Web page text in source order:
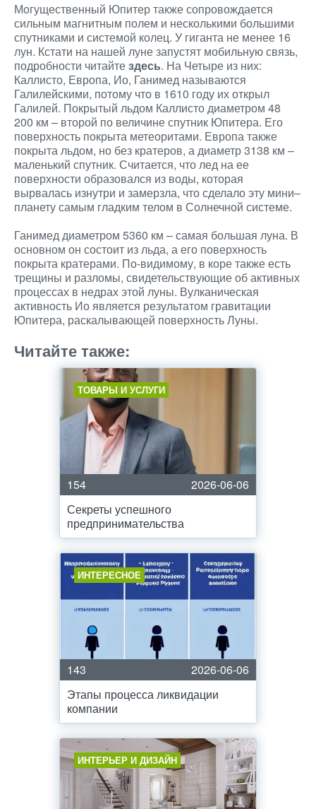
Могущественный Юпитер также сопровождается
сильным магнитным полем и несколькими большими
спутниками и системой колец. У гиганта не менее 16
лун. Кстати на нашей луне запустят мобильную связь,
подробности читайтездесь. На Четыре из них:
Каллисто, Европа, Ио, Ганимед называются
Галилейскими, потому что в 1610 году их открыл
Галилей. Покрытый льдом Каллисто диаметром 48
200 км – второй по величине спутник Юпитера. Его
поверхность покрыта метеоритами. Европа также
покрыта льдом, но без кратеров, а диаметр 3138 км –
маленький спутник. Считается, что лед на ее
поверхности образовался из воды, которая
вырвалась изнутри и замерзла, что сделало эту мини–
планету самым гладким телом в Солнечной системе.
Ганимед диаметром 5360 км – самая большая луна. В
основном он состоит из льда, а его поверхность
покрыта кратерами. По-видимому, в коре также есть
трещины и разломы, свидетельствующие об активных
процессах в недрах этой луны. Вулканическая
активность Ио является результатом гравитации
Юпитера, раскалывающей поверхность Луны.
Читайте также:
ТОВАРЫ И УСЛУГИ
154
2026-06-06
Секреты успешного
предпринимательства
ИНТЕРЕСНОЕ
143
2026-06-06
Этапы процесса ликвидации
компании
ИНТЕРЬЕР И ДИЗАЙН